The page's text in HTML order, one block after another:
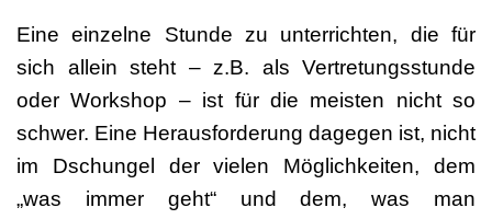
Eine einzelne Stunde zu unterrichten, die für
sich allein steht – z.B. als Vertretungsstunde
oder Workshop – ist für die meisten nicht so
schwer. Eine Herausforderung dagegen ist, nicht
im Dschungel der vielen Möglichkeiten, dem
„was immer geht“ und dem, was man